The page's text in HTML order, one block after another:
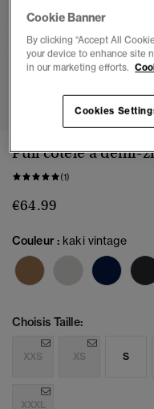
Pull côtelé à demi-
(1)
€64.99
Couleur : kaki vintage
Choisis Taille:
XXS XS S
XXXL
Cookie Banner
By clicking “Accept All
your device to enhance site
in our marketing efforts.
Cookies